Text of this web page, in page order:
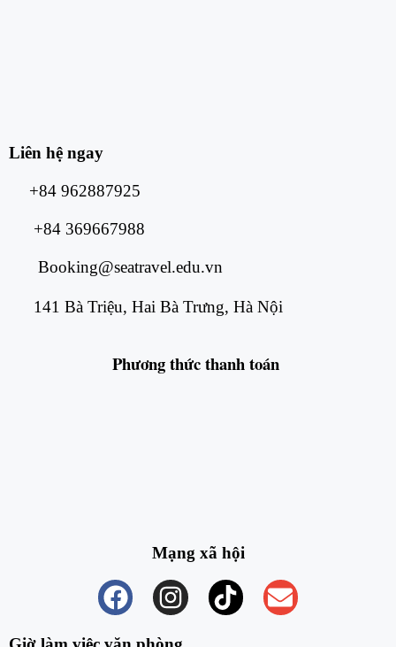
Liên hệ ngay
+84 962887925
+84 369667988
Booking@seatravel.edu.vn
141 Bà Triệu, Hai Bà Trưng, Hà Nội
Phương thứcthanh toán
Mạng xã hội